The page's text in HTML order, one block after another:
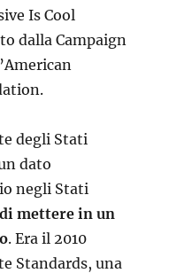
Is Cool
dalla Campaign
degli Stati
dato
negli Stati
mettere in un
. Era il 2010
Standards, una